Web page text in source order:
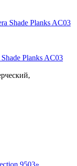
Planks AC03